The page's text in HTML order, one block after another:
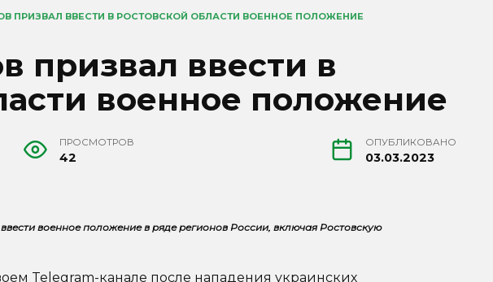
ПРИЗВАЛ ВВЕСТИ В РОСТОВСКОЙ ОБЛАСТИ ВОЕННОЕ ПОЛОЖЕНИЕ
призвал ввести в
военное положение
ПРОСМОТРОВ
42
ОПУБЛИКОВАНО
03.03.2023
военное положение в ряде регионов России, включая Ростовскую
Telegram-канале после нападения украинских